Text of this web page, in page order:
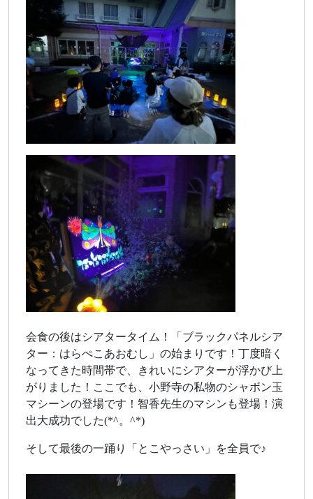
会食の後はシアタータイム！「ブラックパネルシア
ター：はらぺこあおむし」の始まりです！丁度暗く
なってきた時間帯で、きれいにシアターが浮かび上
がりました！ここでも、小野寺の私物のシャボン玉
マシーンの登場です！智香先生のマシンも登場！演
出大成功でした(*^。^*)
そして最後の一踊り「とこやっさい」を全員で♪